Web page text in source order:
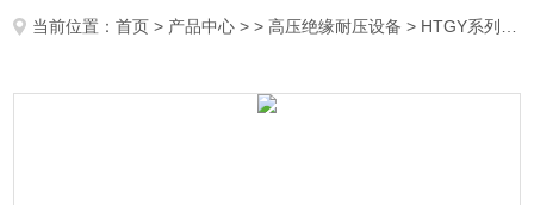
当前位置：首页 > 产品中心 > >高压绝缘耐压设备 > HTGY系列 全自动工频耐压控制台